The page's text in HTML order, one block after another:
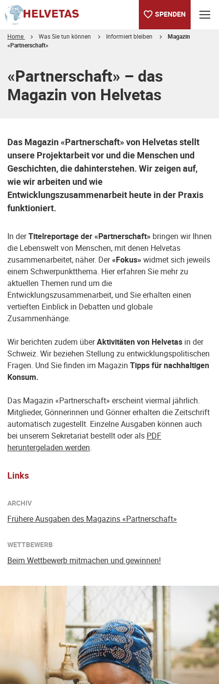
SPENDEN
Home Was Sie tun können Informiert bleiben
Magazin
«Partnerschaft»
«Partnerschaft» – das
Magazin von Helvetas
Das Magazin «Partnerschaft» von Helvetas stellt
unsere Projektarbeit vor und die Menschen und
Geschichten, die dahinterstehen. Wir zeigen auf,
wie wir arbeiten und wie
Entwicklungszusammenarbeit heute in der Praxis
funktioniert.
In derTitelreportage der «Partnerschaft» bringen wir Ihnen
die Lebenswelt von Menschen, mit denen Helvetas
zusammenarbeitet, näher. Der«Fokus»widmet sich jeweils
einem Schwerpunktthema. Hier erfahren Sie mehr zu
aktuellen Themen rund um die
Entwicklungszusammenarbeit, und Sie erhalten einen
vertieften Einblick in Debatten und globale
Zusammenhänge.
Wir berichten zudem überAktivitäten von Helvetas in der
Schweiz. Wir beziehen Stellung zu entwicklungspolitischen
Fragen. Und Sie finden im Magazin Tipps für nachhaltigen
Konsum.
Das Magazin «Partnerschaft» erscheint viermal jährlich.
Mitglieder, Gönnerinnen und Gönner erhalten die Zeitschrift
automatisch zugestellt. Einzelne Ausgaben können auch
bei unserem Sekretariat bestellt oder als PDF
heruntergeladen werden.
Links
ARCHIV
Frühere Ausgaben des Magazins «Partnerschaft»
WETTBEWERB
Beim Wettbewerb mitmachen und gewinnen!